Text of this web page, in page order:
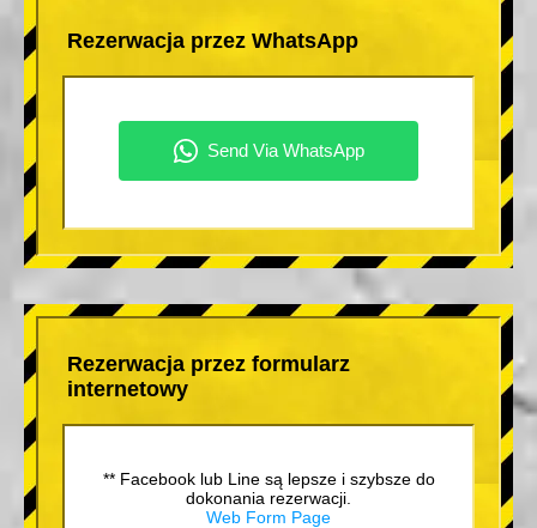
Rezerwacja przez WhatsApp
Rezerwacja przez formularz
internetowy
** Facebook lub Line są lepsze i szybsze do
dokonania rezerwacji.
Web Form Page